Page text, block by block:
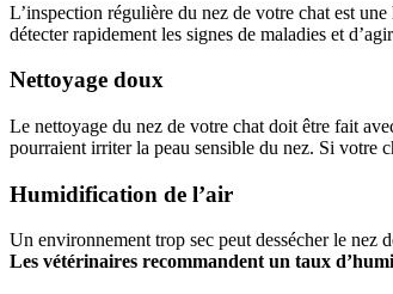
L’inspection régulière du nez de votre chat est
détecter rapidement les signes de maladies et
Nettoyage doux
Le nettoyage du nez de votre chat doit être fait
pourraient irriter la peau sensible du nez. Si votre
Humidification de l’air
Un environnement trop sec peut dessécher le
Les vétérinaires recommandent un taux